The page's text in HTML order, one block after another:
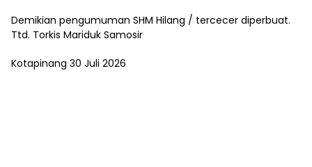
Demikian pengumuman SHM Hilang / tercecer diperbuat.
Ttd. Torkis Mariduk Samosir
Kotapinang 30 Juli 2026